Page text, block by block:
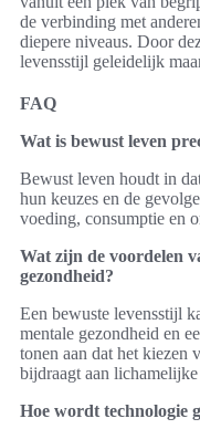
de verbinding met
diepere niveaus. Door
levensstijl geleidelijk
FAQ
Wat is bewust leven
Bewust leven houdt in
hun keuzes en de
voeding, consumptie en
Wat zijn de voordelen
gezondheid?
Een bewuste levensstijl
mentale gezondheid en
tonen aan dat het kiezen
bijdraagt aan
Hoe wordt technologie